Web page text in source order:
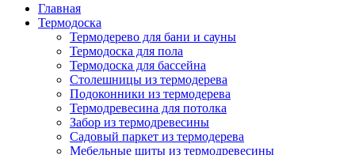
Главная
Термодоска
Термодерево для бани и сауны
Термодоска для пола
Термодоска для бассейна
Столешницы из термодерева
Подоконники из термодерева
Термодревесина для потолка
Забор из термодревесины
Садовый паркет из термодерева
Мебельные щиты из термодревесины